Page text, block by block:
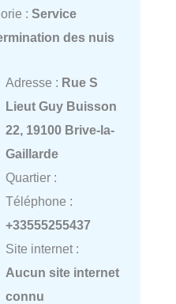
: Service
des nuis
Adresse : Rue S
Lieut Guy Buisson
22, 19100 Brive-la-
Gaillarde
Quartier :
Téléphone :
+33555255437
Site internet :
Aucun site internet
connu